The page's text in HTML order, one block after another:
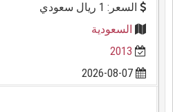
السعر: 1 ريال سعودي
السعودية
2013